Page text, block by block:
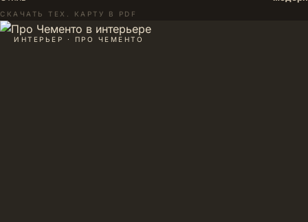
СКАЧАТЬ ТЕХ. КАРТУ В PDF
ИНТЕРЬЕР · ПРО ЧЕМЕНТО